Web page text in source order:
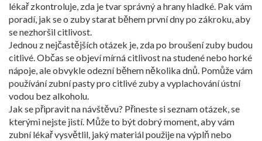
lékař zkontroluje, zda je tvar správný a hrany hladké. Pak vám
poradí, jak se o zuby starat během první dny po zákroku, aby
se nezhoršil citlivost.
Jednou z nejčastějších otázek je, zda po broušení zuby budou
citlivé. Občas se objeví mírná citlivost na studené nebo horké
nápoje, ale obvykle odezní během několika dnů. Pomůže vám
používání zubní pasty pro citlivé zuby a vyplachování ústní
vodou bez alkoholu.
Jak se připravit na návštěvu? Přineste si seznam otázek, se
kterými nejste jistí. Může to být dobrý moment, aby vám
zubní lékař vysvětlil, jaký materiál použije na výplň nebo